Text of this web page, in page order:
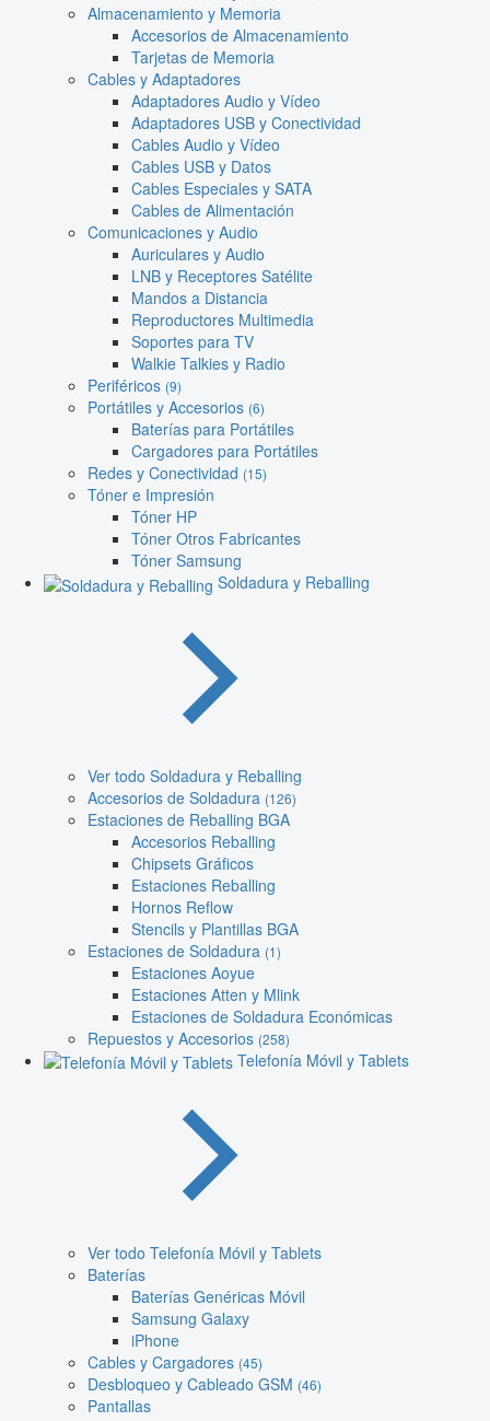
Almacenamiento y Memoria
Accesorios de Almacenamiento
Tarjetas de Memoria
Cables y Adaptadores
Adaptadores Audio y Vídeo
Adaptadores USB y Conectividad
Cables Audio y Vídeo
Cables USB y Datos
Cables Especiales y SATA
Cables de Alimentación
Comunicaciones y Audio
Auriculares y Audio
LNB y Receptores Satélite
Mandos a Distancia
Reproductores Multimedia
Soportes para TV
Walkie Talkies y Radio
Periféricos (9)
Portátiles y Accesorios (6)
Baterías para Portátiles
Cargadores para Portátiles
Redes y Conectividad (15)
Tóner e Impresión
Tóner HP
Tóner Otros Fabricantes
Tóner Samsung
Soldadura y Reballing
Ver todo Soldadura y Reballing
Accesorios de Soldadura (126)
Estaciones de Reballing BGA
Accesorios Reballing
Chipsets Gráficos
Estaciones Reballing
Hornos Reflow
Stencils y Plantillas BGA
Estaciones de Soldadura (1)
Estaciones Aoyue
Estaciones Atten y Mlink
Estaciones de Soldadura Económicas
Repuestos y Accesorios (258)
Telefonía Móvil y Tablets
Ver todo Telefonía Móvil y Tablets
Baterías
Baterías Genéricas Móvil
Samsung Galaxy
iPhone
Cables y Cargadores (45)
Desbloqueo y Cableado GSM (46)
Pantallas